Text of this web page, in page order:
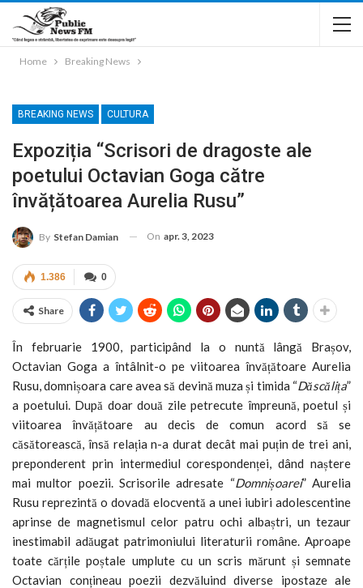
Home Breaking News
BREAKING NEWS CULTURA
Expoziția “Scrisori de dragoste ale
poetului Octavian Goga către
învățătoarea Aurelia Rusu”
By Stefan Damian On apr. 3, 2023
0
1.386
Share
În februarie 1900, participând la o nuntă lângă Brașov,
Octavian Goga a întâlnit-o pe viitoarea învățătoare Aurelia
Rusu, domnișoara care avea să devină muza și timida “Dăscălița”
a poetului. După doar două zile petrecute împreună, poetul și
viitoarea învățătoare au decis de comun acord să se
căsătorească, însă relația n-a durat decât mai puțin de trei ani,
preponderent prin intermediul corespondenței, dând naștere
mai multor poezii. Scrisorile adresate “Domnișoarei” Aurelia
Rusu reprezintă o dovadă elocventă a unei iubiri adolescentine
aprinse de magnetismul celor patru ochi albaștri, un tezaur
inestimabil adăugat patrimoniului literaturii române. Aproape
toate cărțile poștale umplute cu un scris mărunt și semnate
Octavian conțineau poezii dezvăluind diverse ipostaze ale